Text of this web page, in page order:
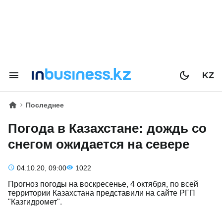
KZ
Последнее
Погода в Казахстане: дождь со
снегом ожидается на севере
04.10.20, 09:00 1022
Прогноз погоды на воскресенье, 4 октября, по всей
территории Казахстана представили на сайте РГП
"Казгидромет".